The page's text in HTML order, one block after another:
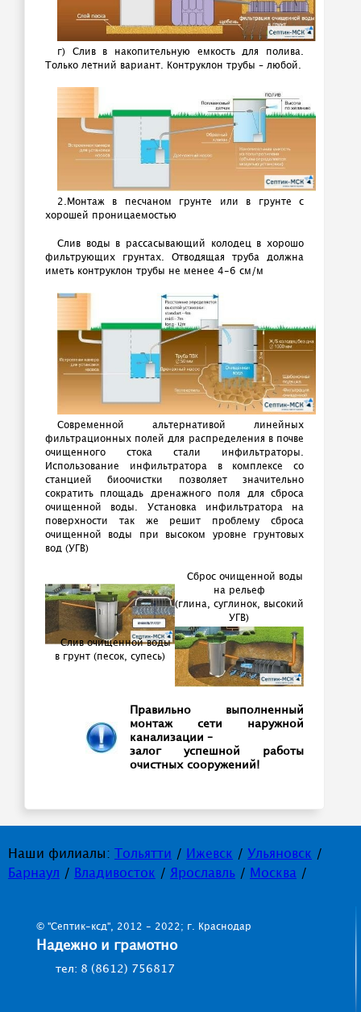
г) Слив в накопительную емкость для полива.
Только летний вариант. Контруклон трубы – любой.
2.Монтаж в песчаном грунте или в грунте с
хорошей проницаемостью
Слив воды в рассасывающий колодец в хорошо
фильтрующих грунтах. Отводящая труба должна
иметь контруклон трубы не менее 4-6 см/м
Современной альтернативой линейных
фильтрационных полей для распределения в почве
очищенного стока стали инфильтраторы.
Использование инфильтратора в комплексе со
станцией биоочистки позволяет значительно
сократить площадь дренажного поля для сброса
очищенной воды. Установка инфильтратора на
поверхности так же решит проблему сброса
очищенной воды при высоком уровне грунтовых
вод (УГВ)
Сброс очищенной воды
на рельеф
(глина, суглинок, высокий
УГВ)
Слив очищенной воды
в грунт (песок, супесь)
Правильно выполненный
монтаж сети наружной
канализации –
залог успешной работы
очистных сооружений!
Наши филиалы: Тольятти / Ижевск / Ульяновск /
Барнаул / Владивосток / Ярославль / Москва /
© "Септик-ксд", 2012 - 2022; г. Краснодар
Надежно и грамотно
тел: 8 (8612) 756817